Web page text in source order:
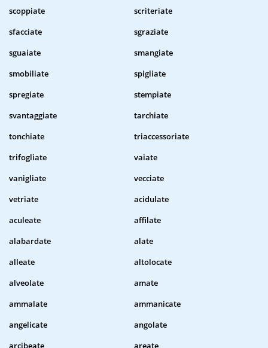
scoppiate
scriteriate
sfacciate
sgraziate
sguaiate
smangiate
smobiliate
spigliate
spregiate
stempiate
svantaggiate
tarchiate
tonchiate
triaccessoriate
trifogliate
vaiate
vanigliate
vecciate
vetriate
acidulate
aculeate
affilate
alabardate
alate
alleate
altolocate
alveolate
amate
ammalate
ammanicate
angelicate
angolate
arcibeate
areate